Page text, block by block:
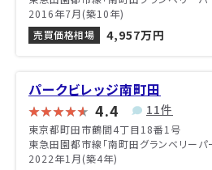
2016年7月(築10年)
売買価格相場
4,957万円
パークビレッジ南町田
4.4 11件
東京都町田市鶴間4丁目18番1号
東急田園都市線「南町田グランベリーパ
2022年1月(築4年)